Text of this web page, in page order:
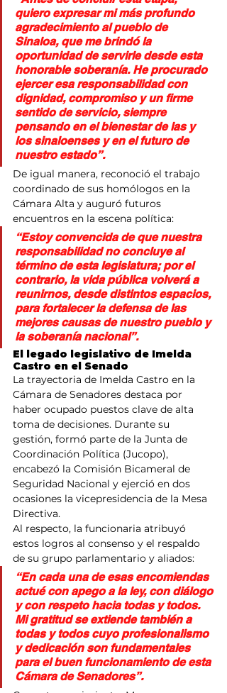
quiero expresar mi más profundo
agradecimiento al pueblo de
Sinaloa, que me brindó la
oportunidad de servirle desde esta
honorable soberanía. He procurado
ejercer esa responsabilidad con
dignidad, compromiso y un firme
sentido de servicio, siempre
pensando en el bienestar de las y
los sinaloenses y en el futuro de
nuestro estado”.
De igual manera, reconoció el trabajo
coordinado de sus homólogos en la
Cámara Alta y auguró futuros
encuentros en la escena política:
“Estoy convencida de que nuestra
responsabilidad no concluye al
término de esta legislatura; por el
contrario, la vida pública volverá a
reunirnos, desde distintos espacios,
para fortalecer la defensa de las
mejores causas de nuestro pueblo y
la soberanía nacional”.
El legado legislativo de Imelda
Castro en el Senado
La trayectoria de Imelda Castro en la
Cámara de Senadores destaca por
haber ocupado puestos clave de alta
toma de decisiones. Durante su
gestión, formó parte de la Junta de
Coordinación Política (Jucopo),
encabezó la Comisión Bicameral de
Seguridad Nacional y ejerció en dos
ocasiones la vicepresidencia de la Mesa
Directiva.
Al respecto, la funcionaria atribuyó
estos logros al consenso y el respaldo
de su grupo parlamentario y aliados:
“En cada una de esas encomiendas
actué con apego a la ley, con diálogo
y con respeto hacia todas y todos.
Mi gratitud se extiende también a
todas y todos cuyo profesionalismo
y dedicación son fundamentales
para el buen funcionamiento de esta
Cámara de Senadores”.